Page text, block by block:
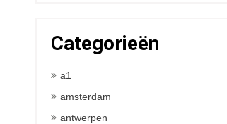
Categorieën
a1
amsterdam
antwerpen